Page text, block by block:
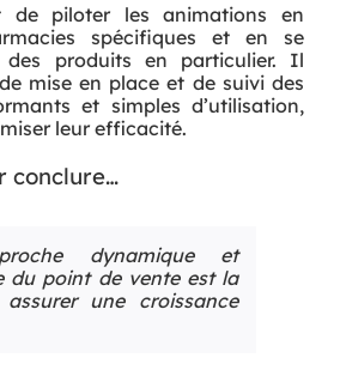
piloter les animations en
spécifiques et en se
des produits en particulier. Il
mise en place et de suivi des
et simples d’utilisation,
leur efficacité.
conclure…
dynamique et
du point de vente est la
une croissance